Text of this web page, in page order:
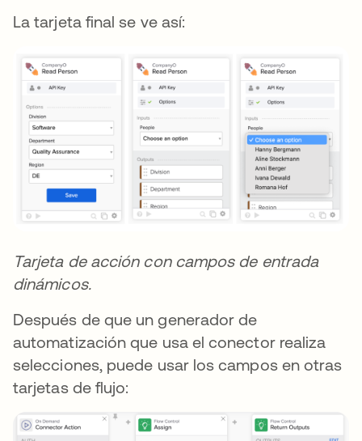
La tarjeta final se ve así:
Tarjeta de acción con campos de entrada
dinámicos.
Después de que un generador de
automatización que usa el conector realiza
selecciones, puede usar los campos en otras
tarjetas de flujo: